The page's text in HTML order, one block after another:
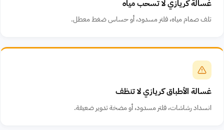
غسالة كريازي لا تسحب مياه
تلف صمام مياه، فلتر مسدود، أو حساس ضغط معطل.
غسالة الأطباق كريازي لا تنظف
انسداد رشاشات، فلتر مسدود، أو مضخة تدوير ضعيفة.